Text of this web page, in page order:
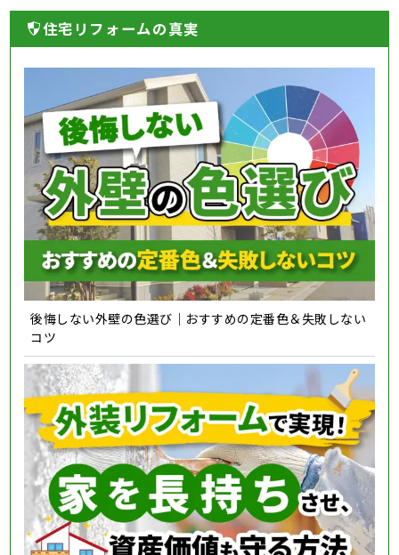
住宅リフォームの真実
後悔しない外壁の色選び｜おすすめの定番色＆失敗しない
コツ